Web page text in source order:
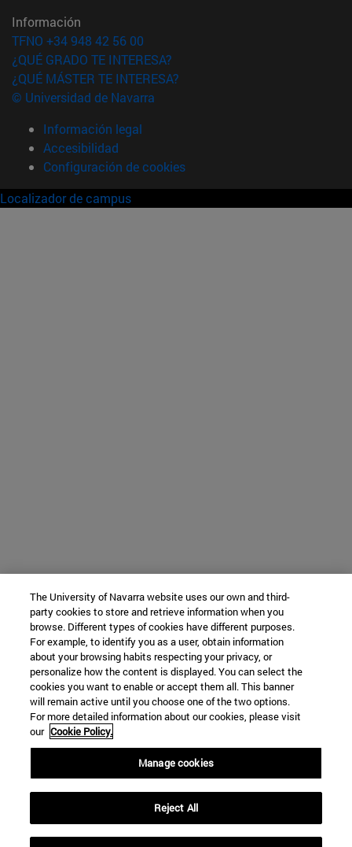
Información
TFNO +34 948 42 56 00
¿QUÉ GRADO TE INTERESA?
¿QUÉ MÁSTER TE INTERESA?
© Universidad de Navarra
Información legal
Accesibilidad
Configuración de cookies
Localizador de campus
The University of Navarra website uses our own and third-
party cookies to store and retrieve information when you
browse. Different types of cookies have different purposes.
For example, to identify you as a user, obtain information
about your browsing habits respecting your privacy, or
personalize how the content is displayed. You can select the
cookies you want to enable or accept them all. This banner
will remain active until you choose one of the two options.
For more detailed information about our cookies, please visit
our Cookie Policy.
Manage cookies
Reject All